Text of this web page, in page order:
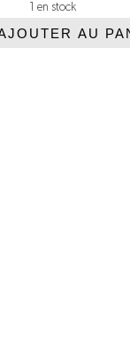
1 en stock
AU